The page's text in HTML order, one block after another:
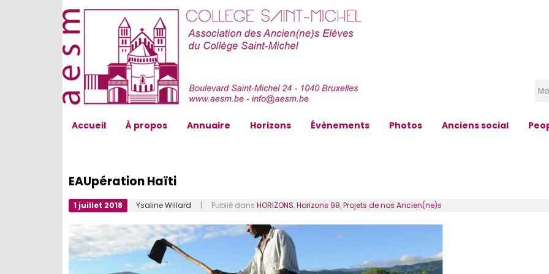
Accueil À propos Annuaire Horizons Évènements Photos Anciens social
EAUpération Haïti
1 juillet 2018 Ysaline Willard | Publié dans HORIZONS,Horizons 98,Projets de nos Ancien(ne)s